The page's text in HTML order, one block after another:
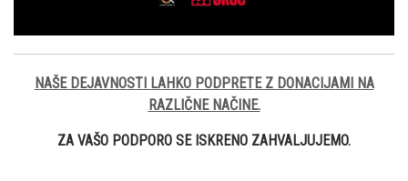
NAŠE DEJAVNOSTI LAHKO PODPRETE Z DONACIJAMI NA
RAZLIČNE NAČINE.
ZA VAŠO PODPORO SE ISKRENO ZAHVALJUJEMO.